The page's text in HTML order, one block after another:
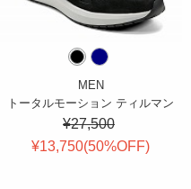
MEN
トータルモーション ティルマン
¥27,500
¥13,750(50%OFF)